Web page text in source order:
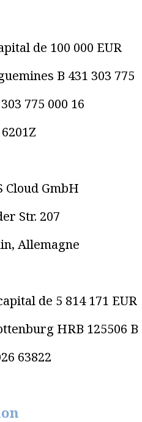
de 100 000 EUR
B 431 303 775
775 000 16
Cloud GmbH
Str. 207
Allemagne
de 5 814 171 EUR
HRB 125506 B
63822